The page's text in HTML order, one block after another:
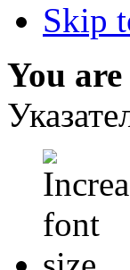
Skip
You are